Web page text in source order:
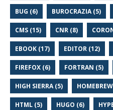
BUG (6) BUROCRAZIA (5)
CMS (15) CNR (8)
EBOOK (17) EDITOR (12)
FIREFOX (6) FORTRAN (5)
HIGH SIERRA (5)
HTML (5) HUGO (6)